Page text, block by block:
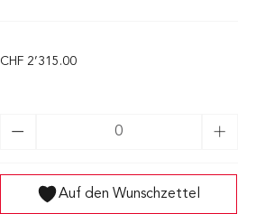
CHF 2’315.00
Auf den Wunschzettel